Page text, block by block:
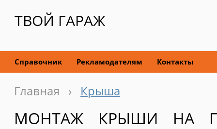
ТВОЙ ГАРАЖ
Справочник Рекламодателям Контакты
Главная › Крыша
МОНТАЖ КРЫШИ НА